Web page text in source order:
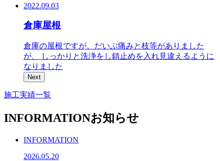
2022.09.03
倉庫屋根
倉庫の屋根ですが、だいぶ痛みと枝等がありました
が、 しっかりと洗浄をし錆止めを入れ見違えるように
なりました
Next
施工実績一覧
INFORMATIONお知らせ
INFORMATION
2026.05.20